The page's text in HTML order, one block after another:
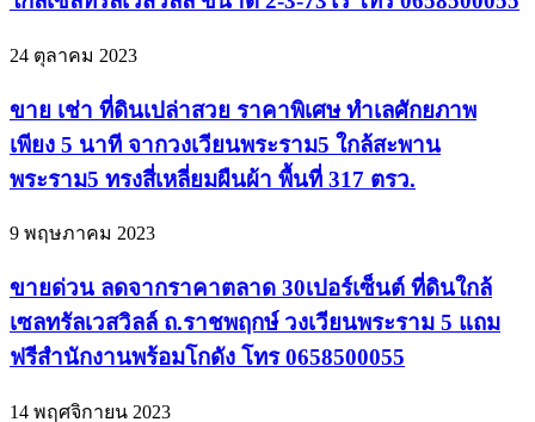
24 ตุลาคม 2023
ขาย เช่า ที่ดินเปล่าสวย ราคาพิเศษ ทําเลศักยภาพ
เพียง 5 นาที จากวงเวียนพระราม5 ใกล้สะพาน
พระราม5 ทรงสี่เหลี่ยมผืนผ้า พื้นที่ 317 ตรว.
9 พฤษภาคม 2023
ขายด่วน ลดจากราคาตลาด 30เปอร์เซ็นต์ ที่ดินใกล้
เซลทรัลเวสวิลล์ ถ.ราชพฤกษ์ วงเวียนพระราม 5 แถม
ฟรีสำนักงานพร้อมโกดัง โทร 0658500055
14 พฤศจิกายน 2023